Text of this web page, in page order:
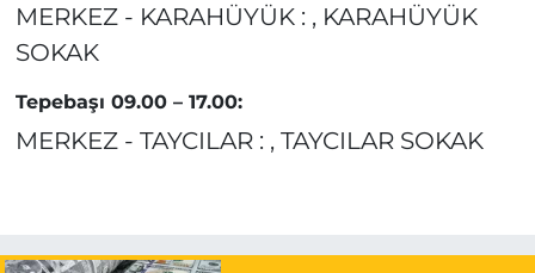
MERKEZ - KARAHÜYÜK : , KARAHÜYÜK
SOKAK
Tepebaşı 09.00 – 17.00:
MERKEZ - TAYCILAR : , TAYCILAR SOKAK